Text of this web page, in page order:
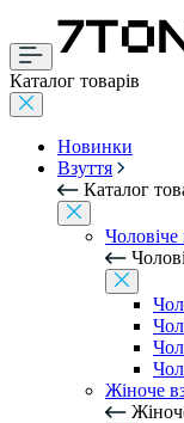
Каталог товарів
Новинки
Взуття
Каталог
Чоловіче
Жіноче